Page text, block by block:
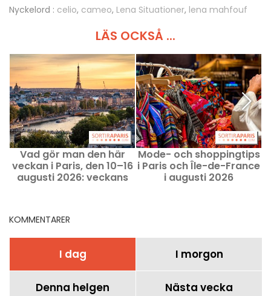
Nyckelord : celio, cameo, Lena Situationer, lena mahfouf
LÄS OCKSÅ ...
Vad gör man den här
veckan i Paris, den 10–16
augusti 2026: veckans
Mode- och shoppingtips
i Paris och Île-de-France
i augusti 2026
KOMMENTARER
I dag I morgon
Denna helgen Nästa vecka